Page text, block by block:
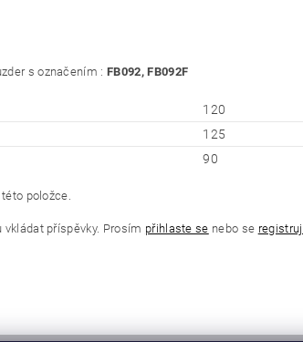
s označením :FB092, FB092F
120
125
90
položce.
příspěvky. Prosím přihlaste se nebo se